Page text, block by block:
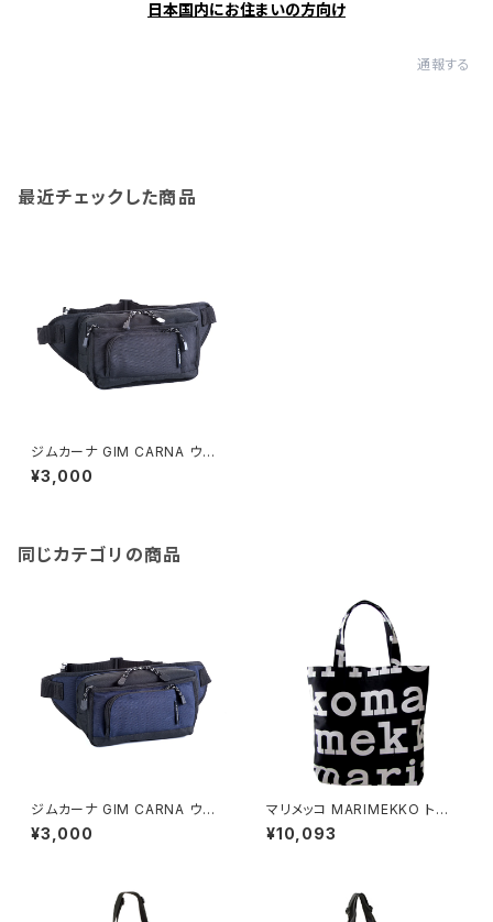
日本国内にお住まいの方向け
通報する
最近チェックした商品
ジムカーナ GIM CARNA ウエ
ストバッグ メンズ 25860-1H ブ
ラック ブラック
¥3,000
同じカテゴリの商品
ジムカーナ GIM CARNA ウエ
ストバッグ メンズ 25860-3H
ネイビー ネイビー
¥3,000
マリメッコ MARIMEKKO トート
バッグ レディース 047312-911
LOGO NOTKO ブラック
¥10,093